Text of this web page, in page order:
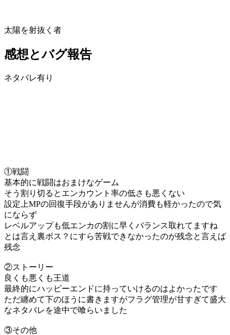
太陽を射抜く者
感想とバグ報告
ネタバレ有り
①戦闘
基本的に戦闘はおまけなゲーム
そう割り切るとエンカウント率の低さも悪くない
設定上MPの回復手段がありませんが消費も軽かったので気
にならず
レベルアップも低エンカの割に早くバランス取れてますね
とは言え裏ボス？にすら苦戦できなかったのが残念と言えば
残念
②ストーリー
良くも悪くも王道
最終的にハッピーエンドに持っていけるのはよかったです
ただ纏めて下のほうに書きますがフラグ管理が甘すぎて盛大
なネタバレを途中で喰らいました
③その他